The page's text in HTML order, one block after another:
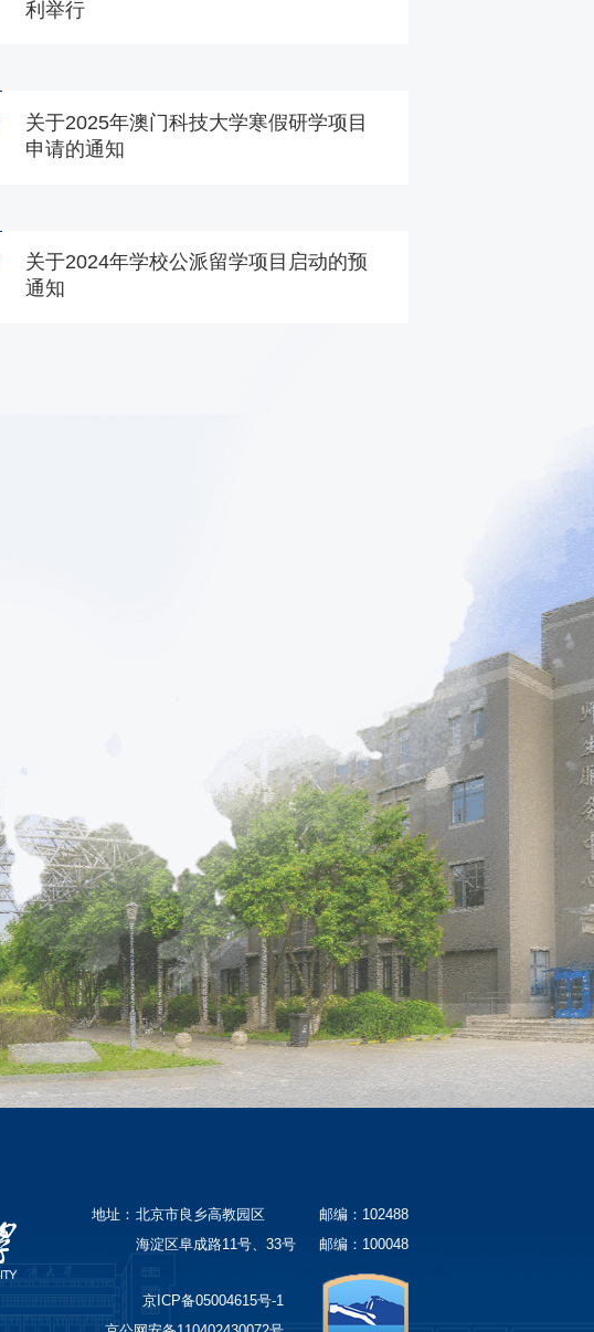
利举行
关于2025年澳门科技大学寒假研学项目
申请的通知
关于2024年学校公派留学项目启动的预
通知
地址： 北京市良乡高教园区
邮编：102488
海淀区阜成路11号、33号
邮编：100048
京ICP备05004615号-1